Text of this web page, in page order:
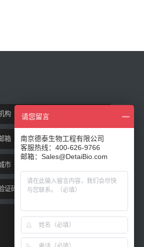
请您留言
南京德泰生物工程有限公司
客服热线：400-626-9766
邮箱：Sales@DetaiBio.com